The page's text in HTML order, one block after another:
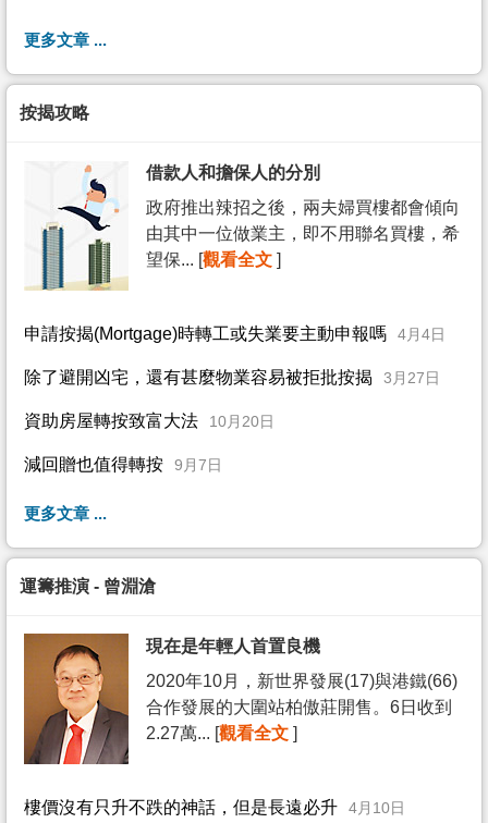
更多文章 ...
按揭攻略
借款人和擔保人的分別
政府推出辣招之後，兩夫婦買樓都會傾向
由其中一位做業主，即不用聯名買樓，希
望保... [觀看全文 ]
申請按揭(Mortgage)時轉工或失業要主動申報嗎 4月4日
除了避開凶宅，還有甚麼物業容易被拒批按揭 3月27日
資助房屋轉按致富大法 10月20日
減回贈也值得轉按 9月7日
更多文章 ...
運籌推演 - 曾淵滄
現在是年輕人首置良機
2020年10月，新世界發展(17)與港鐵(66)
合作發展的大圍站柏傲莊開售。6日收到
2.27萬... [觀看全文 ]
樓價沒有只升不跌的神話，但是長遠必升 4月10日